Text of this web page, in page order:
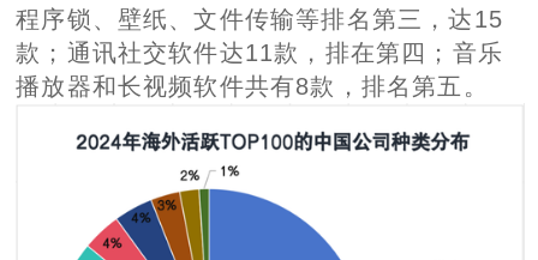
程序锁、壁纸、文件传输等排名第三，达15
款；通讯社交软件达11款，排在第四；音乐
播放器和长视频软件共有8款，排名第五。